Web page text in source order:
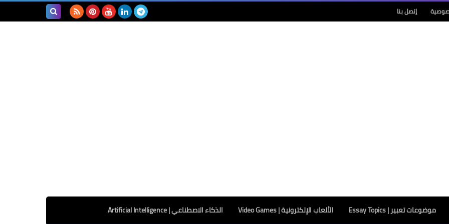
إتصل بنا
موضوعات تعبير | Essay Topics الألعاب الإلكترونية | Video Games الذكاء الاصطناعي | Artificial Intelligence